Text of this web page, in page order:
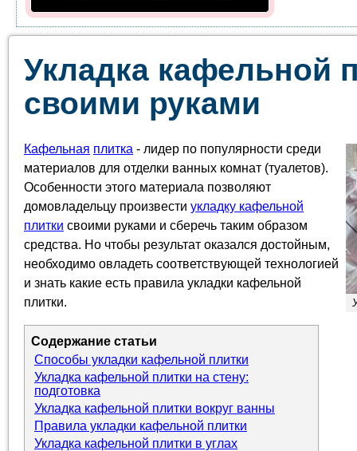
Укладка кафельной
своими руками
Кафельная плитка - лидер по популярности среди
материалов для отделки ванных комнат (туалетов).
Особенности этого материала позволяют
домовладельцу произвести укладку кафельной
плитки своими руками и сберечь таким образом
средства. Но чтобы результат оказался достойным,
необходимо овладеть соответствующей технологией
и знать какие есть правила укладки кафельной
плитки.
Содержание статьи
Способы укладки кафельной плитки
Укладка кафельной плитки на стену:
подготовка
Укладка кафельной плитки вокруг ванны
Правила укладки кафельной плитки
Укладка кафельной плитки в углах